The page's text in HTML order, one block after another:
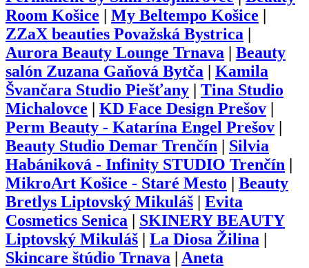
Room Košice
My Beltempo Košice
ZZaX beauties Považská Bystrica
Aurora Beauty Lounge Trnava
Beauty
salón Zuzana Gaňová Bytča
Kamila
Švančara Studio Piešťany
Tina Studio
Michalovce
KD Face Design Prešov
Perm Beauty - Katarína Engel Prešov
Beauty Studio Demar Trenčín
Silvia
Habániková - Infinity STUDIO Trenčín
MikroArt Košice - Staré Mesto
Beauty
Bretlys Liptovský Mikuláš
Evita
Cosmetics Senica
SKINERY BEAUTY
Liptovský Mikuláš
La Diosa Žilina
Skincare štúdio Trnava
Aneta